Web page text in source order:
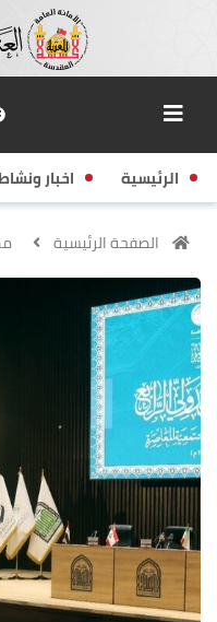
الرئيسية اخبار
الصفحة الرئيسية